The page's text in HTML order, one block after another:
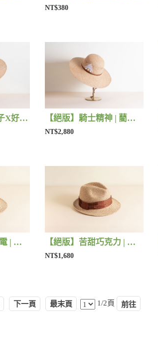
NT$380
【絕版】秋風 | 藺子X好煩小姐 【絕版】騎士精神 | 藺子X好煩小姐
NT$2,880
【絕版】全世界停電 | 藺子X好煩小姐 【絕版】苦甜巧克力 | 藺子X好煩小姐
NT$1,680
下一頁 最末頁 1/2頁